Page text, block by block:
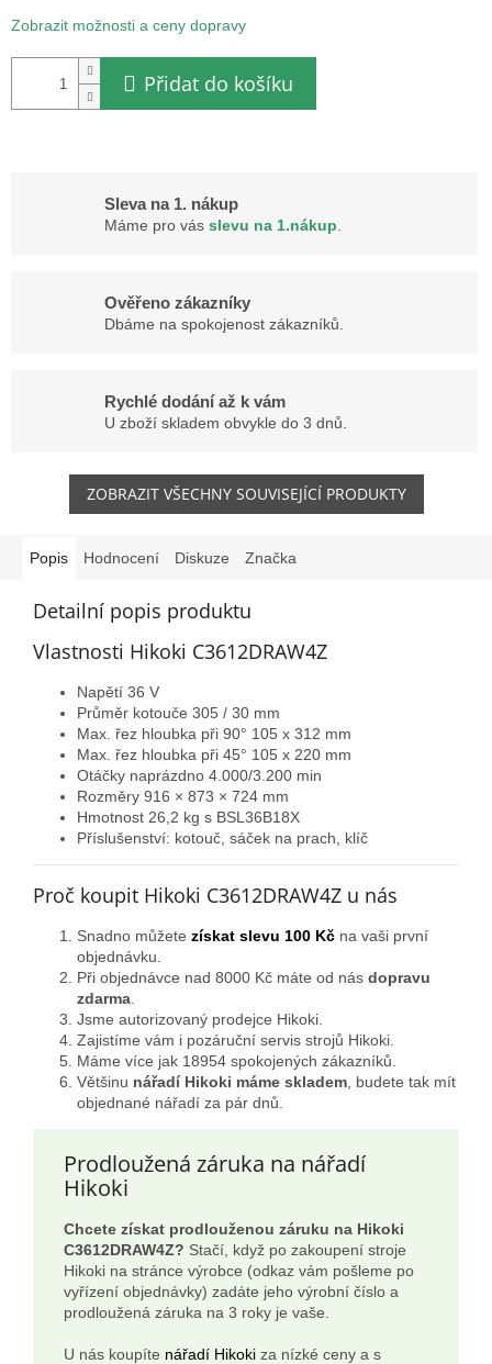
Zobrazit možnosti a ceny dopravy
Přidat do košíku
Sleva na 1. nákup
Máme pro vás slevu na 1.nákup
Ověřeno zákazníky
Dbáme na spokojenost zákazníků.
Rychlé dodání až k vám
U zboží skladem obvykle do 3 dnů.
ZOBRAZIT VŠECHNY SOUVISEJÍCÍ PRODUKTY
Popis Hodnocení Diskuze Značka
Detailní popis produktu
Vlastnosti Hikoki C3612DRAW4Z
Napětí 36 V
Průměr kotouče 305 / 30 mm
Max. řez hloubka při 90° 105 x 312 mm
Max. řez hloubka při 45° 105 x 220 mm
Otáčky naprázdno 4.000/3.200 min
Rozměry 916 × 873 × 724 mm
Hmotnost 26,2 kg s BSL36B18X
Příslušenství: kotouč, sáček na prach, klíč
Proč koupit Hikoki C3612DRAW4Z u nás
Snadno můžete získat slevu 100 Kč na vaši první
objednávku.
Při objednávce nad 8000 Kč máte od nás dopravu
zdarma
Jsme autorizovaný prodejce Hikoki.
Zajistíme vám i pozáruční servis strojů Hikoki.
Máme více jak 18954 spokojených zákazníků.
Většinu nářadí Hikoki máme skladem , budete tak mít
objednané nářadí za pár dnů.
Prodloužená záruka na nářadí
Hikoki
Chcete získat prodlouženou záruku na Hikoki
C3612DRAW4Z? Stačí, když po zakoupení stroje
Hikoki na stránce výrobce (odkaz vám pošleme po
vyřízení objednávky) zadáte jeho výrobní číslo a
prodloužená záruka na 3 roky je vaše.
U nás koupíte nářadí Hikoki za nízké ceny a s